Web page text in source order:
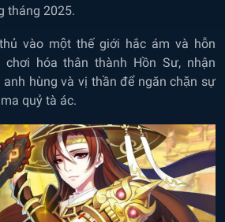
tháng 2025.
vào một thế giới hắc ám và hỗn
chơi hóa thân thành Hồn Sư, nhận
hùng và vị thần để ngăn chặn sự
quỷ tà ác.